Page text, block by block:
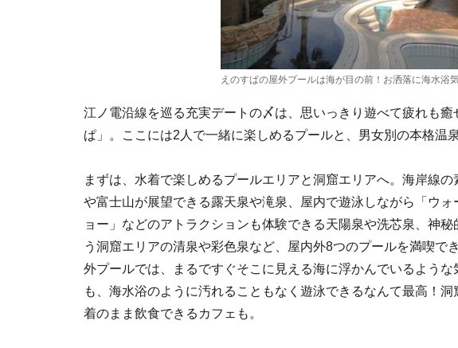
えのすぱの屋外プールは海が目の前！お洒落に海水浴
江ノ電沿線を巡る充実デートの〆は、思いっきり遊べて疲れも
ぱ」。ここには2人で一緒に楽しめるプールと、男女別の本格温
まずは、水着で楽しめるプールエリアと洞窟エリアへ。海岸線の
や富士山が展望できる露天泉や滝泉、屋内で遊泳しながら「ウォ
ョー」などのアトラクションも体験できる天陽泉や洗芯泉、神秘
う洞窟エリアの清泉や彩色泉など、屋内外8つのプールを満喫で
外プールでは、まるですぐそこに見える海に浮かんでいるような
も、海水浴のように汚れることもなく遊泳できるなんて最高！洞
着のまま飲食できるカフェも。